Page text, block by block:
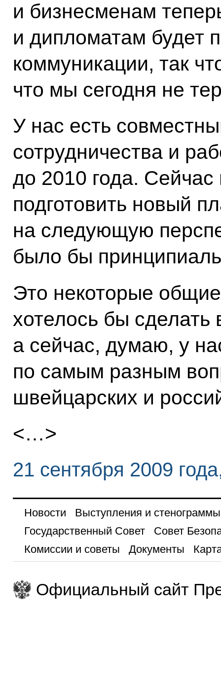
и бизнесменам
и дипломатам будет
коммуникации, так
что мы сегодня не
У нас есть
сотрудничества и
до 2010 года.
подготовить новый
на следующую
было бы
Это некоторые
хотелось бы сделать
а сейчас, думаю, у
по самым разным
швейцарских и
<…>
21 сентября 2009
Новости
Выступления и стенограммы
Государственный Совет
Совет
Комиссии и советы
Документы
Официальный сайт